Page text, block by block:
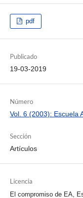
pdf
Publicado
19-03-2019
Número
Vol. 6 (2003): Escuela
Sección
Artículos
Licencia
El compromiso de EA,